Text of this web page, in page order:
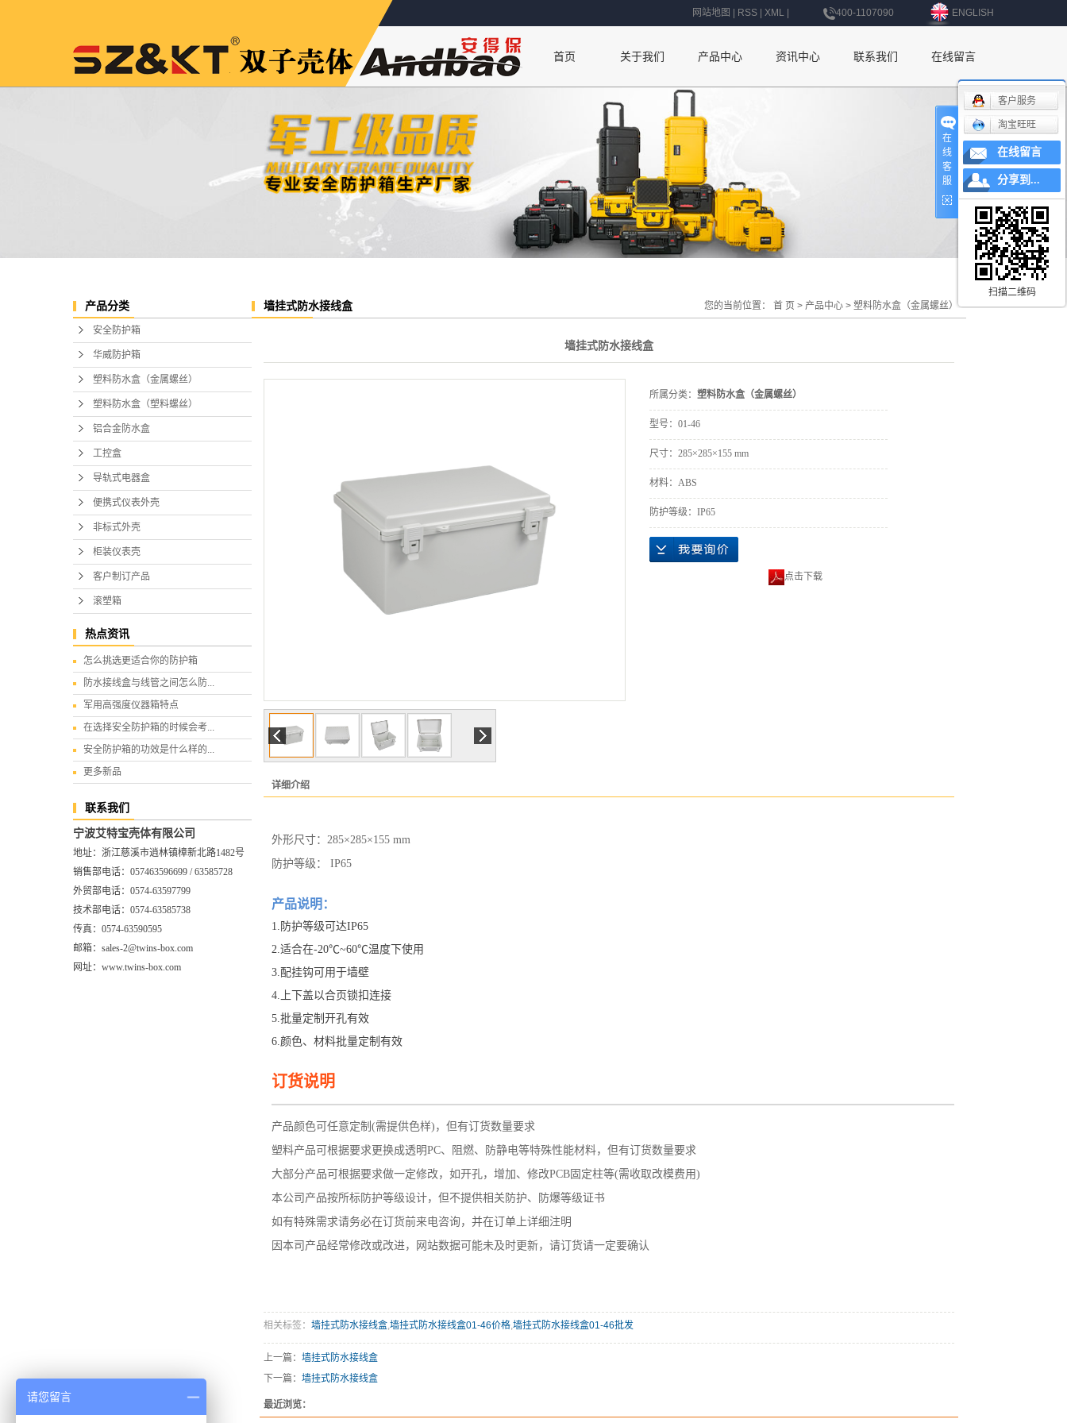
网站地图 RSS XML 400-1107090 ENGLISH
首页 关于我们
联系方式
公司简介
荣誉资质
产品中心 资讯中心 联系我们
辽宁办事处
在线留言
产品分类
安全防护箱
华威防护箱
塑料防水盒（金属螺丝）
塑料防水盒（塑料螺丝）
铝合金防水盒
工控盒
导轨式电器盒
便携式仪表外壳
非标式外壳
柜装仪表壳
客户制订产品
滚塑箱
热点资讯
怎么挑选更适合你的防护箱
防水接线盒与线管之间怎么防...
军用高强度仪器箱特点
在选择安全防护箱的时候会考...
安全防护箱的功效是什么样的...
更多新品
联系我们
宁波艾特宝壳体有限公司
地址：浙江慈溪市逍林镇樟新北路1482号
销售部电话：057463596699 / 63585728
外贸部电话：0574-63597799
技术部电话：0574-63585738
传真：0574-63590595
邮箱：sales-2@twins-box.com
网址：www.twins-box.com
墙挂式防水接线盒 您的当前位置： 首 页 > 产品中心 > 塑料防水盒（金属螺丝）
墙挂式防水接线盒
所属分类： 塑料防水盒（金属螺丝）
型号： 01-46
尺寸： 285×285×155 mm
材料： ABS
防护等级： IP65
点击下载
详细介绍
外形尺寸：285×285×155 mm
防护等级： IP65
产品说明：
1.防护等级可达IP65
2.适合在-20℃~60℃温度下使用
3.配挂钩可用于墙壁
4.上下盖以合页锁扣连接
5.批量定制开孔有效
6.颜色、材料批量定制有效
订货说明
产品颜色可任意定制(需提供色样)，但有订货数量要求
塑料产品可根据要求更换成透明PC、阻燃、防静电等特殊性能材料，但有订货数量要求
大部分产品可根据要求做一定修改，如开孔，增加、修改PCB固定柱等(需收取改模费用)
本公司产品按所标防护等级设计，但不提供相关防护、防爆等级证书
如有特殊需求请务必在订货前来电咨询，并在订单上详细注明
因本司产品经常修改或改进，网站数据可能未及时更新，请订货请一定要确认
相关标签： 墙挂式防水接线盒,墙挂式防水接线盒01-46价格,墙挂式防水接线盒01-46批发
上一篇： 墙挂式防水接线盒
下一篇： 墙挂式防水接线盒
最近浏览：
在
线
客
服
客户服务
淘宝旺旺
在线留言
分享到...
扫描二维码
请您留言